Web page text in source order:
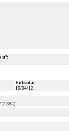
nº:
Entrada:
10/04/12
7.354)